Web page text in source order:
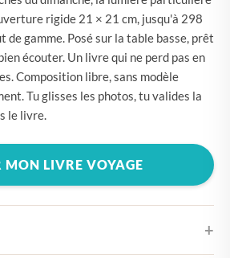
rigide 21 × 21 cm, jusqu'à 298
de gamme. Posé sur la table basse, prêt
écouter. Un livre qui ne perd pas en
Composition libre, sans modèle
Tu glisses les photos, tu valides la
le livre.
MON LIVRE VOYAGE